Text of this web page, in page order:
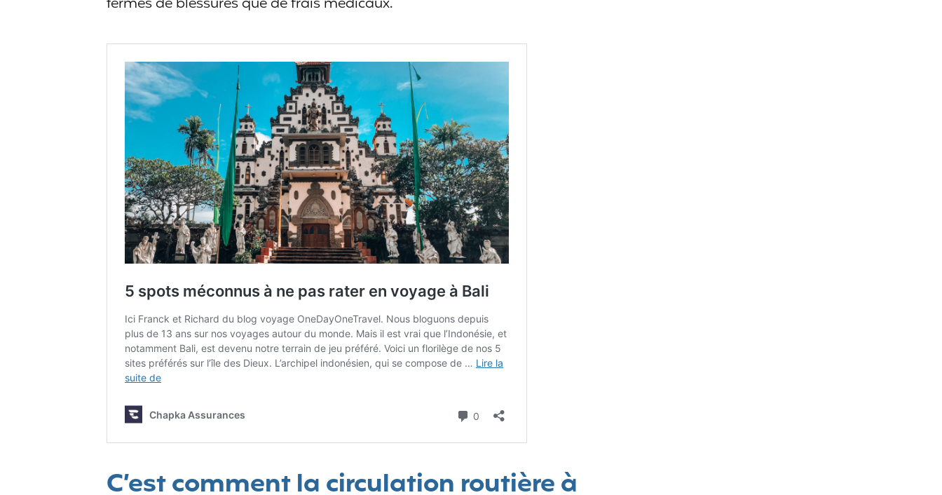
C’est comment la circulation routière à